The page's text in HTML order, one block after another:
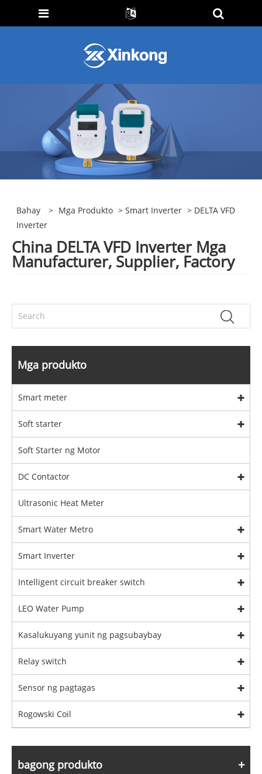
Bahay > Mga Produkto >Smart Inverter > DELTA VFD
Inverter
China DELTA VFD Inverter Mga
Manufacturer, Supplier, Factory
Mga produkto
Smart meter
Soft starter
Soft Starter ng Motor
DC Contactor
Ultrasonic Heat Meter
Smart Water Metro
Smart Inverter
Intelligent circuit breaker switch
LEO Water Pump
Kasalukuyang yunit ng pagsubaybay
Relay switch
Sensor ng pagtagas
Rogowski Coil
bagong produkto